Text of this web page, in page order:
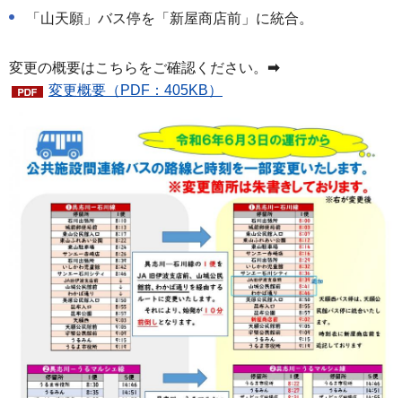
「山天願」バス停を「新屋商店前」に統合。
変更の概要はこちらをご確認ください。 ➡
変更概要（PDF：405KB）